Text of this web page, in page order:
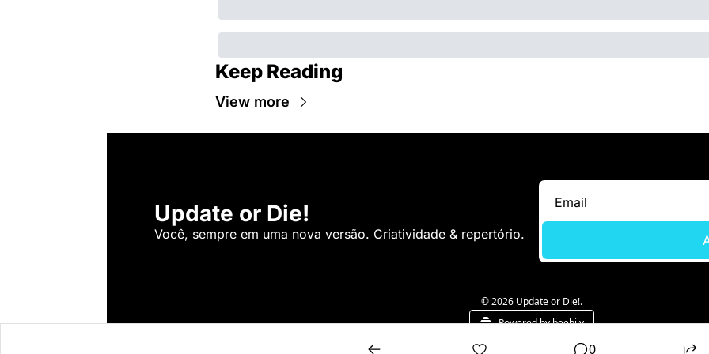
Keep Reading
View more
Update or Die!
Você, sempre em uma nova versão. Criatividade & repertório.
© 2026 Update or Die!.
Powered by beehiiv
0